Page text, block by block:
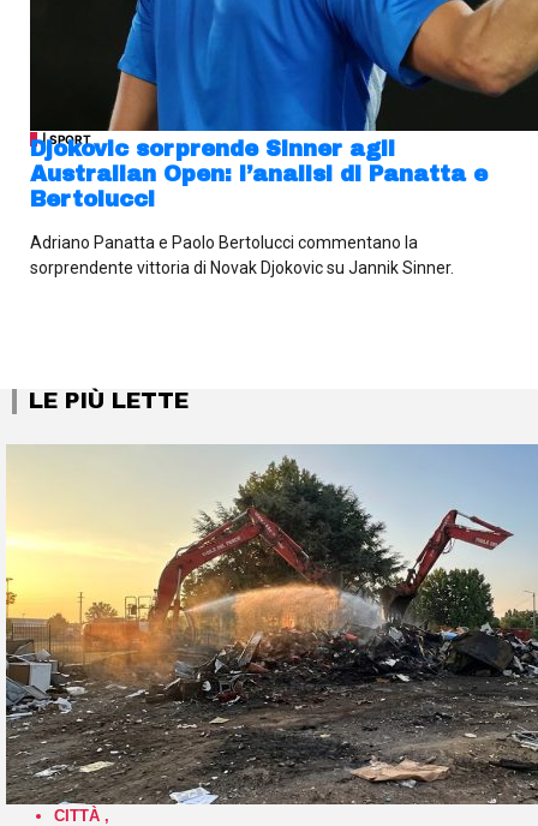
| SPORT
Djokovic sorprende Sinner agli
Australian Open: l’analisi di Panatta e
Bertolucci
Adriano Panatta e Paolo Bertolucci commentano la
sorprendente vittoria di Novak Djokovic su Jannik Sinner.
LE PIÙ LETTE
CITTÀ ,